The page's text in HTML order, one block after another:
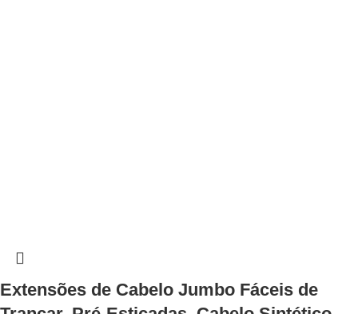
Extensões de Cabelo Jumbo Fáceis de